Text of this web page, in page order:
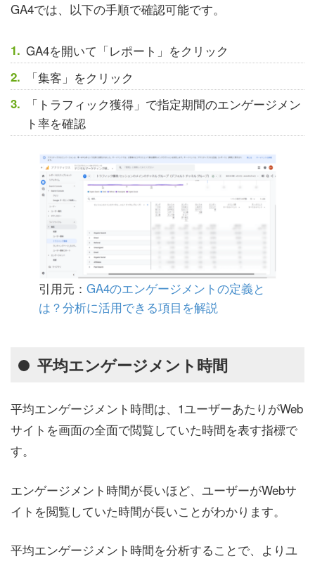
GA4では、以下の手順で確認可能です。
GA4を開いて「レポート」をクリック
「集客」をクリック
「トラフィック獲得」で指定期間のエンゲージメン
ト率を確認
引用元： GA4のエンゲージメントの定義と
は？分析に活用できる項目を解説
平均エンゲージメント時間
平均エンゲージメント時間は、1ユーザーあたりがWeb
サイトを画面の全面で閲覧していた時間を表す指標で
す。
エンゲージメント時間が長いほど、ユーザーがWebサ
イトを閲覧していた時間が長いことがわかります。
平均エンゲージメント時間を分析することで、よりユ